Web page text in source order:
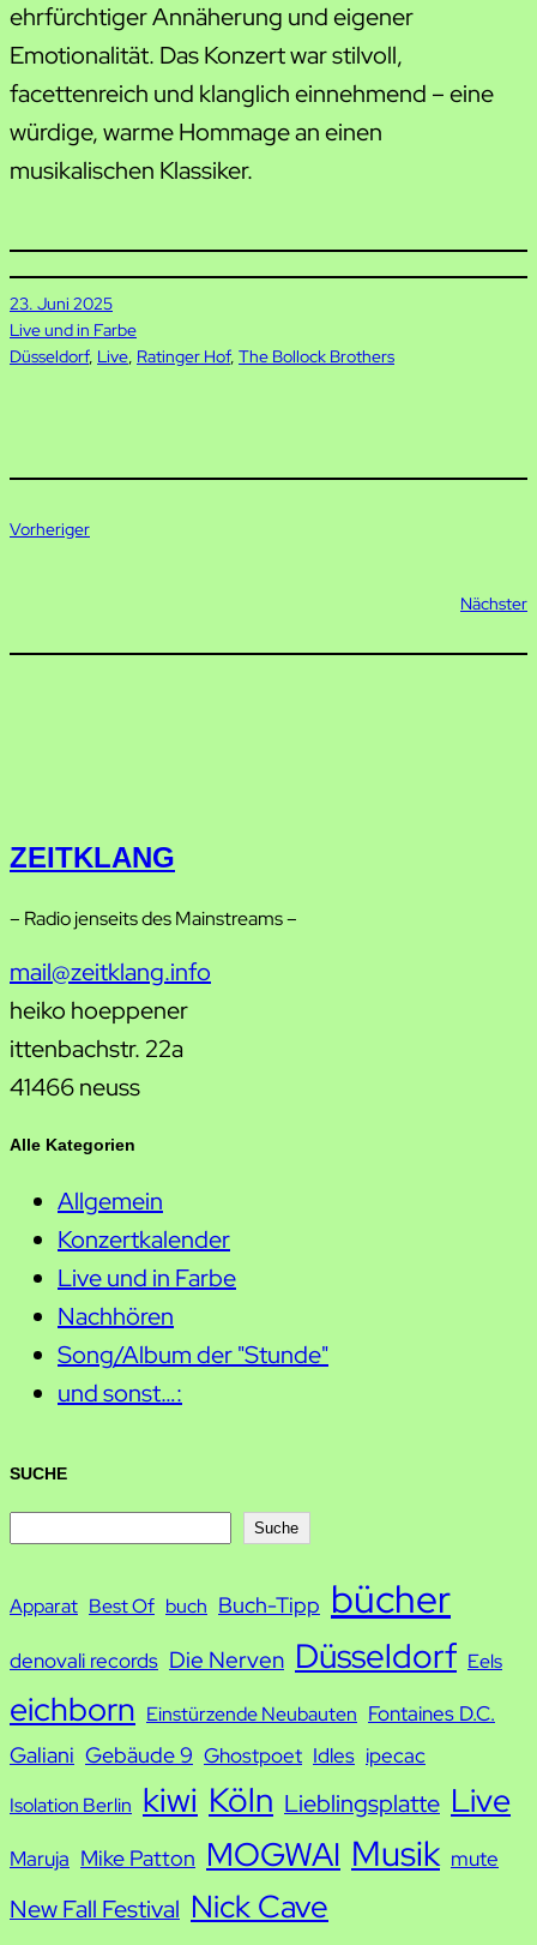
ehrfürchtiger Annäherung und eigener
Emotionalität. Das Konzert war stilvoll,
facettenreich und klanglich einnehmend – eine
würdige, warme Hommage an einen
musikalischen Klassiker.
23. Juni 2025
Live und in Farbe
Düsseldorf, Live, Ratinger Hof, The Bollock Brothers
Vorheriger
Nächster
ZEITKLANG
– Radio jenseits des Mainstreams –
mail@zeitklang.info
heiko hoeppener
ittenbachstr. 22a
41466 neuss
Alle Kategorien
Allgemein
Konzertkalender
Live und in Farbe
Nachhören
Song/Album der "Stunde"
und sonst…:
SUCHE
c
Suche
Apparat Best Of buch Buch-Tipp bücher
denovali records Die Nerven Düsseldorf Eels
eichborn Einstürzende Neubauten Fontaines D.C.
Galiani Gebäude 9 Ghostpoet Idles ipecac
Isolation Berlin kiwi Köln Lieblingsplatte Live
Maruja Mike Patton MOGWAI Musik mute
New Fall Festival Nick Cave